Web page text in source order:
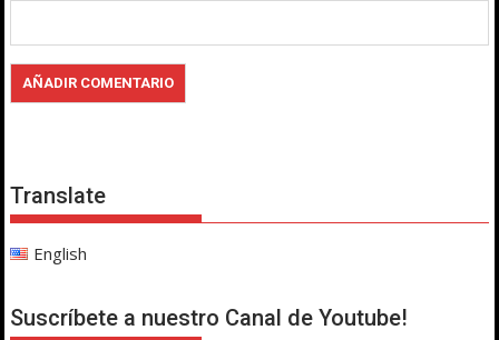
Translate
English
Suscríbete a nuestro Canal de Youtube!